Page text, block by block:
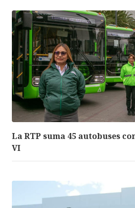
La RTP suma 45 autobuses
VI